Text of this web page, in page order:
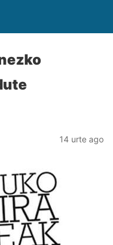
14 urte ago